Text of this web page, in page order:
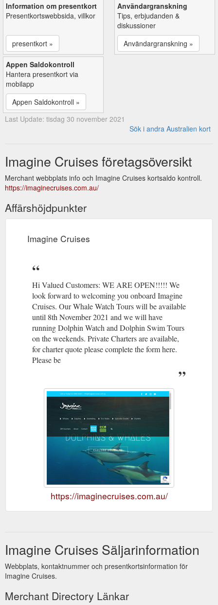
Information om presentkort
Presentkortswebbsida, villkor
presentkort »
Användargranskning
Tips, erbjudanden &
diskussioner
Användargranskning »
Appen Saldokontroll
Hantera presentkort via
mobilapp
Appen Saldokontroll »
Last Update: tisdag 30 november 2021
Sök i andra Australien kort
Imagine Cruises företagsöversikt
Merchant webbplats info och Imagine Cruises kortsaldo kontroll.
https://imaginecruises.com.au/
Affärshöjdpunkter
Imagine Cruises
Hi Valued Customers: WE ARE OPEN!!!!! We
look forward to welcoming you onboard Imagine
Cruises. Our Whale Watch Tours will be available
until 8th November 2021 and we will have
running Dolphin Watch and Dolphin Swim Tours
on the weekends. Private Charters are available,
for charter quote please complete the form here.
Please be
https://imaginecruises.com.au/
Imagine Cruises Säljarinformation
Webbplats, kontaktnummer och presentkortsinformation för
Imagine Cruises.
Merchant Directory Länkar